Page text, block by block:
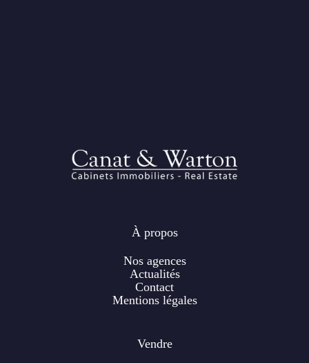
À propos
Nos agences
Actualités
Contact
Mentions légales
Vendre